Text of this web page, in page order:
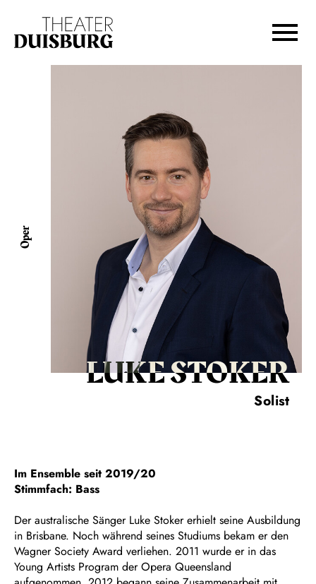
Zur Hauptnavigation springen
Zum Footer springen
Oper
LUKE STOKER
Solist
Im Ensemble seit 2019/20
Stimmfach: Bass
Der australische Sänger Luke Stoker erhielt seine Ausbildung
in Brisbane. Noch während seines Studiums bekam er den
Wagner Society Award verliehen. 2011 wurde er in das
Young Artists Program der Opera Queensland